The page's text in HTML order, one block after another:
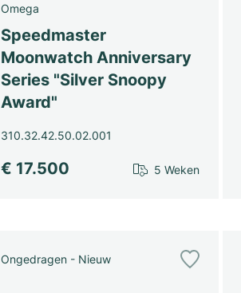
Omega
Speedmaster
Moonwatch Anniversary
Series "Silver Snoopy
Award"
310.32.42.50.02.001
€ 17.500 5 Weken
Ongedragen - Nieuw